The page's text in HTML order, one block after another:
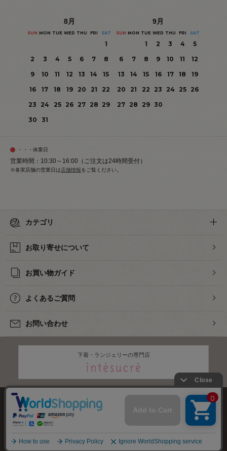
8月
SUN MON TUE WED THU FRI SAT
1
2
3 4 5 6 7
8
9
10 11 12 13 14
15
16
17 18 19 20 21
22
23
24 25 26 27 28 29
30
31
9月
SUN MON TUE WED THU FRI SAT
1 2 3 4
5
6
7 8 9 10 11
12
13
14 15 16 17 18
19
20
21 22 23 24 25
26
27 28 29 30
・・・休業日
営業時間：10:30～16:00（ご注文は24時間受付）
※各実店舗の営業日は 店舗情報をご覧ください。
カテゴリ
お取り寄せについて
お買い物ガイド
よくあるご質問
お問い合わせ
下着・ランジェリーの専門店
株式会社オカダヤ
特定商取引法に基づく表記 プライバシーポリシー サイトマップ
2012-2026OKADAYA CO.,LTD.